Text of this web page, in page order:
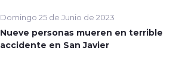
Domingo 25 de Junio de 2023
Nueve personas mueren en terrible
accidente en San Javier